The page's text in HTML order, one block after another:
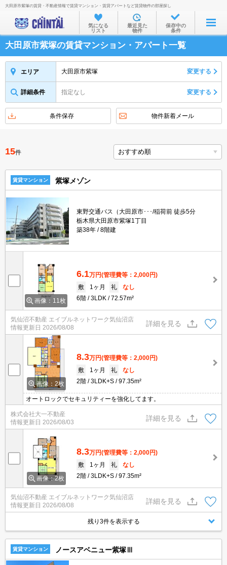
お部屋を探す
沿線・駅から
住所から
物件特集から
不動産会社から
TOP
大田原市紫塚の賃貸・不動産情報で賃貸マンション・賃貸アパートなど賃貸物件の部屋探し
気になる
リスト
最近見た
物件
保存中の
条件
大田原市紫塚の賃貸マンション・アパート一覧
エリア 大田原市紫塚 変更する
詳細条件 指定なし 変更する
条件保存 物件新着メール
15件
賃貸マンション 紫塚メゾン
東野交通バス（大田原市･･･/稲荷前 徒歩5分
栃木県大田原市紫塚1丁目
築38年
8階建
画像：11枚
6.1万円(管理費等：2,000円)
敷
1ヶ月 礼
なし
6階
3LDK 72.57m²
気仙沼不動産 エイブルネットワーク気仙沼店
情報更新日 2026/08/08
詳細を見る
画像：2枚
8.3万円(管理費等：2,000円)
敷
1ヶ月 礼
なし
2階
3LDK+S 97.35m²
オートロックでセキュリティーを強化してます。
株式会社大一不動産
情報更新日 2026/08/03
詳細を見る
画像：2枚
8.3万円(管理費等：2,000円)
敷
1ヶ月 礼
なし
2階
3LDK+S 97.35m²
気仙沼不動産 エイブルネットワーク気仙沼店
情報更新日 2026/08/08
詳細を見る
残り3件を表示する
賃貸マンション ノースアベニュー紫塚Ⅲ